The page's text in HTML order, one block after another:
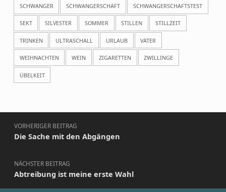
SCHWANGER SCHWANGERSCHAFT SCHWANGERSCHAFTSTEST
SEKT SILVESTER SOMMER STILLEN STILLZEIT
TRINKEN ULTRASCHALL URLAUB VÄTER
WEIHNACHTEN WEIN ZIGARETTEN ZWILLINGE
ÜBELKEIT
Beitragsnavigation
VORHERIGER BEITRAG
Die Sache mit den Abgängen
NÄCHSTER BEITRAG
Abtreibung ist meine erste Wahl